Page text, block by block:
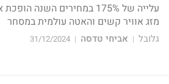
עלייה של 175% במחירים
מזג אוויר קשים והאטה עולמית במסחר
גלובל | אביחי טדסה |
31/12/2024